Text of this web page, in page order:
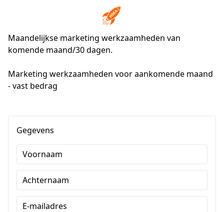
Maandelijkse marketing werkzaamheden van
komende maand/30 dagen.
Marketing werkzaamheden voor aankomende maand
- vast bedrag
Gegevens
Voornaam
Achternaam
E-mailadres